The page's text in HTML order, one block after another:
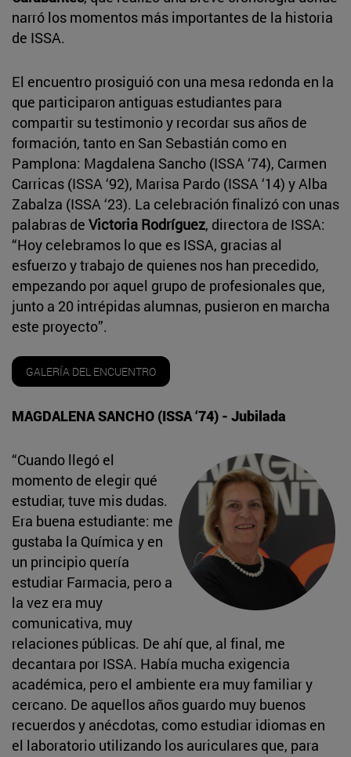
narró los momentos más importantes de la historia
de ISSA.
El encuentro prosiguió con una mesa redonda en la
que participaron antiguas estudiantes para
compartir su testimonio y recordar sus años de
formación, tanto en San Sebastián como en
Pamplona: Magdalena Sancho (ISSA ‘74), Carmen
Carricas (ISSA ‘92), Marisa Pardo (ISSA ‘14) y Alba
Zabalza (ISSA ‘23). La celebración finalizó con unas
palabras de Victoria Rodríguez, directora de ISSA:
“Hoy celebramos lo que es ISSA, gracias al
esfuerzo y trabajo de quienes nos han precedido,
empezando por aquel grupo de profesionales que,
junto a 20 intrépidas alumnas, pusieron en marcha
este proyecto”.
GALERÍA DEL ENCUENTRO
MAGDALENA SANCHO (ISSA ‘74) - Jubilada
“Cuando llegó el
momento de elegir qué
estudiar, tuve mis dudas.
Era buena estudiante: me
gustaba la Química y en
un principio quería
estudiar Farmacia, pero a
la vez era muy
comunicativa, muy
relaciones públicas. De ahí que, al final, me
decantara por ISSA. Había mucha exigencia
académica, pero el ambiente era muy familiar y
cercano. De aquellos años guardo muy buenos
recuerdos y anécdotas, como estudiar idiomas en
el laboratorio utilizando los auriculares que, para